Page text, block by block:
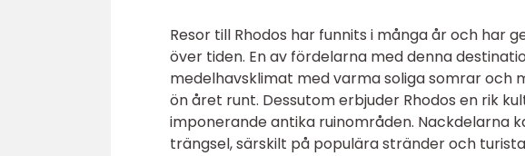
Resor till Rhodos har funnits i många år och
över tiden. En av fördelarna med denna
medelhavsklimat med varma soliga somrar och
ön året runt. Dessutom erbjuder Rhodos en rik
imponerande antika ruinområden. Nackdelarna
trängsel, särskilt på populära stränder och